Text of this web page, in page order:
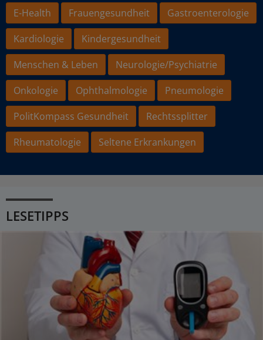
E-Health
Frauengesundheit
Gastroenterologie
Kardiologie
Kindergesundheit
Menschen & Leben
Neurologie/Psychiatrie
Onkologie
Ophthalmologie
Pneumologie
PolitKompass Gesundheit
Rechtssplitter
Rheumatologie
Seltene Erkrankungen
LESETIPPS